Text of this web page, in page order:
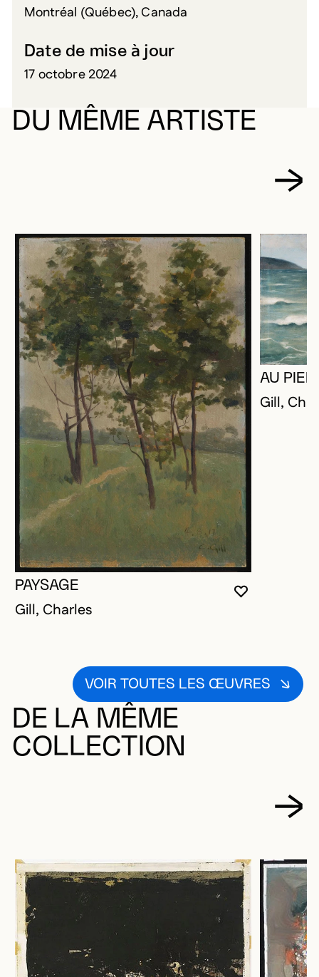
Montréal (Québec), Canada
Date de mise à jour
17 octobre 2024
DU MÊME ARTISTE
VOUS
FERMER
OUVRIR LA
PAYSAGE
Gill, Charles
AU
Gill,
VOIR TOUTES LES ŒUVRES
DE LA MÊME
COLLECTION